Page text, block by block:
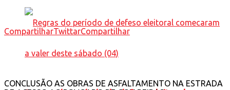
CompartilharTwittarCompartilhar
CONCLUSÃO AS OBRAS DE ASFALTAMENTO NA ESTRADA